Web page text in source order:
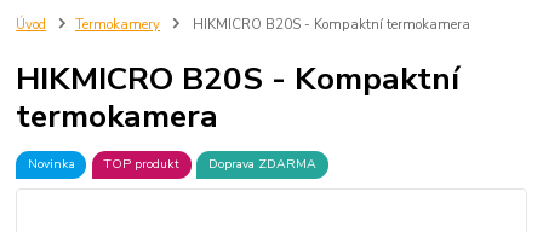
Úvod Termokamery HIKMICRO B20S - Kompaktní termokamera
HIKMICRO B20S - Kompaktní
termokamera
Novinka TOP produkt Doprava ZDARMA